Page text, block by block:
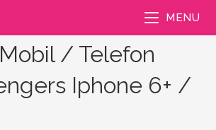
MENU
/ Telefon
Iphone 6+ /